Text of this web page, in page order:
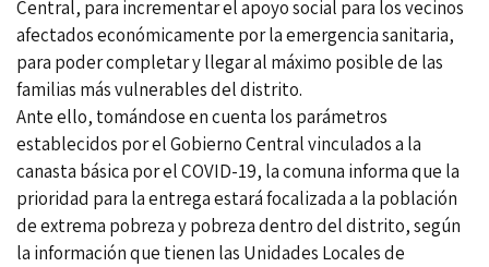
Central, para incrementar el apoyo social para los vecinos
afectados económicamente por la emergencia sanitaria,
para poder completar y llegar al máximo posible de las
familias más vulnerables del distrito.
Ante ello, tomándose en cuenta los parámetros
establecidos por el Gobierno Central vinculados a la
canasta básica por el COVID-19, la comuna informa que la
prioridad para la entrega estará focalizada a la población
de extrema pobreza y pobreza dentro del distrito, según
la información que tienen las Unidades Locales de